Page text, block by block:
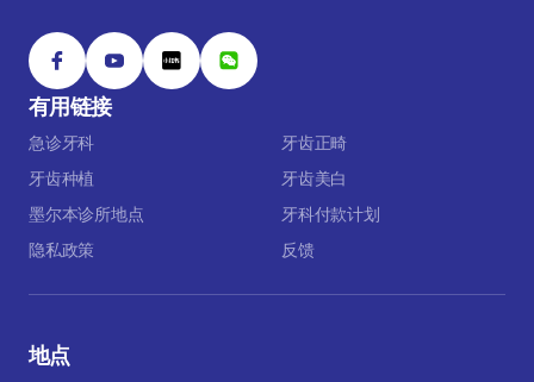
有用链接
急诊牙科
牙齿正畸
牙齿种植
牙齿美白
墨尔本诊所地点
牙科付款计划
隐私政策
反馈
地点